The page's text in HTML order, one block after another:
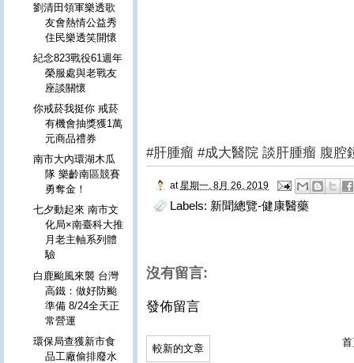
#肝腫瘤 #成大醫院 談肝腫瘤 腹腔
at 星期一, 8月 26, 2019
Labels: 新聞總覽-健康醫藥
沒有留言:
發佈留言
較新的文章
劉清田領軍樂透歌
友會熱情公益秀
住民樂透笑開懷
紀念823戰役61週年
榮服處與老戰友
座談關懷
你戒菸我挺你 戒菸
有機會抽獎獲1萬
元商品禮券
南市大內環湖木瓜
隊 樂齡南區競賽
勇奪金！
七夕動起來 南市文
化局×南臺科大推
月老主軸系列體
驗
白鹿颱風來襲 台灣
高鐵：做好防颱
準備 8/24全天正
常營運
環保局查獲新市食
品工廠偷排廢水